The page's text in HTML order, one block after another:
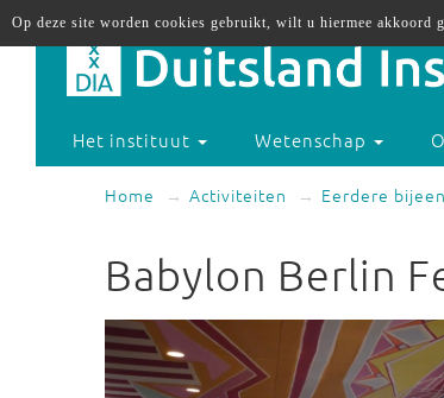
Het instituut Wetenschap
Home Activiteiten Eerdere
Babylon Berlin
Op deze site worden cookies gebruikt, wilt u hiermee akkoord